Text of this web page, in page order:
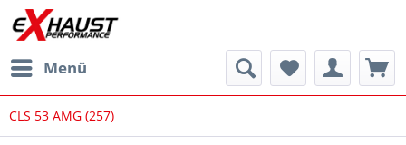
Menü
CLS 53 AMG (257)